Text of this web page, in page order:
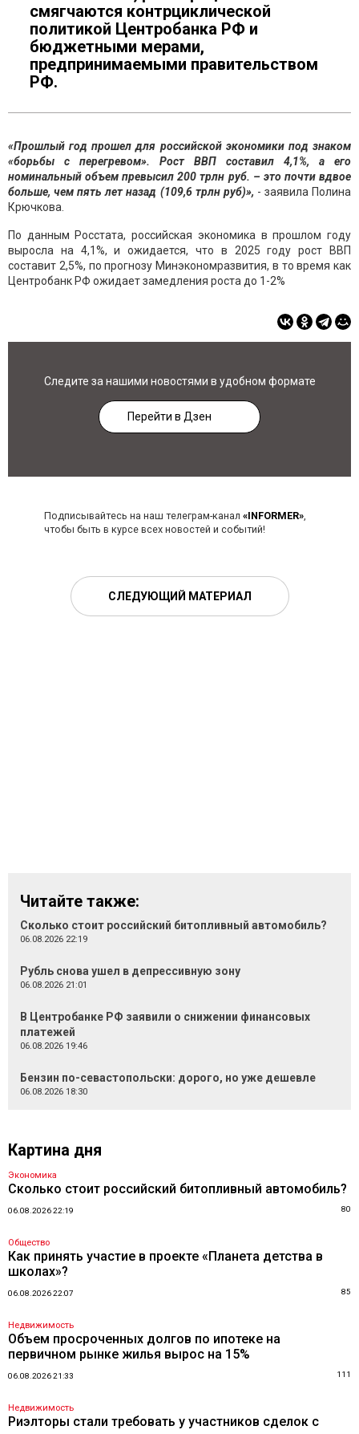
смягчаются контрциклической
политикой Центробанка РФ и
бюджетными мерами,
предпринимаемыми правительством
РФ.
«Прошлый год прошел для российской экономики под знаком
«борьбы с перегревом». Рост ВВП составил 4,1%, а его
номинальный объем превысил 200 трлн руб. – это почти вдвое
больше, чем пять лет назад (109,6 трлн руб)», - заявила Полина
Крючкова.
По данным Росстата, российская экономика в прошлом году
выросла на 4,1%, и ожидается, что в 2025 году рост ВВП
составит 2,5%, по прогнозу Минэкономразвития, в то время как
Центробанк РФ ожидает замедления роста до 1-2%
Следите за нашими новостями в удобном формате
Перейти в Дзен
Подписывайтесь на наш телеграм-канал «INFORMER»,
чтобы быть в курсе всех новостей и событий!
СЛЕДУЮЩИЙ МАТЕРИАЛ
Читайте также:
Сколько стоит российский битопливный автомобиль?
06.08.2026 22:19
Рубль снова ушел в депрессивную зону
06.08.2026 21:01
В Центробанке РФ заявили о снижении финансовых
платежей
06.08.2026 19:46
Бензин по-севастопольски: дорого, но уже дешевле
06.08.2026 18:30
Картина дня
Экономика
Сколько стоит российский битопливный автомобиль?
06.08.2026 22:19 80
Общество
Как принять участие в проекте «Планета детства в
школах»?
06.08.2026 22:07 85
Недвижимость
Объем просроченных долгов по ипотеке на
первичном рынке жилья вырос на 15%
06.08.2026 21:33 111
Недвижимость
Риэлторы стали требовать у участников сделок с